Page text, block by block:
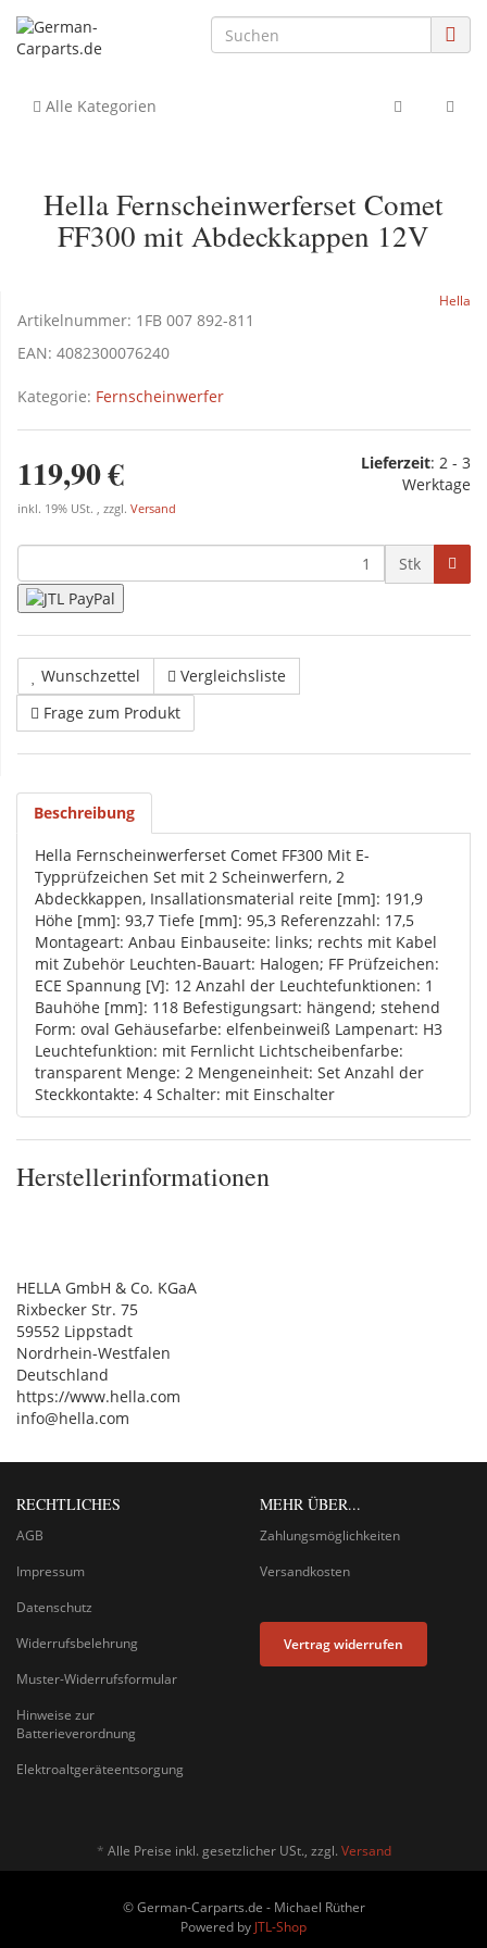
Alle Kategorien
Hella Fernscheinwerferset Comet
FF300 mit Abdeckkappen 12V
Hella
Artikelnummer: 1FB 007 892-811
EAN: 4082300076240
Kategorie: Fernscheinwerfer
119,90 €
inkl. 19% USt. , zzgl. Versand
Lieferzeit: 2 - 3
Werktage
Stk
Wunschzettel
Vergleichsliste
Frage zum Produkt
Beschreibung
Hella Fernscheinwerferset Comet FF300 Mit E-
Typprüfzeichen Set mit 2 Scheinwerfern, 2
Abdeckkappen, Insallationsmaterial reite [mm]: 191,9
Höhe [mm]: 93,7 Tiefe [mm]: 95,3 Referenzzahl: 17,5
Montageart: Anbau Einbauseite: links; rechts mit Kabel
mit Zubehör Leuchten-Bauart: Halogen; FF Prüfzeichen:
ECE Spannung [V]: 12 Anzahl der Leuchtefunktionen: 1
Bauhöhe [mm]: 118 Befestigungsart: hängend; stehend
Form: oval Gehäusefarbe: elfenbeinweiß Lampenart: H3
Leuchtefunktion: mit Fernlicht Lichtscheibenfarbe:
transparent Menge: 2 Mengeneinheit: Set Anzahl der
Steckkontakte: 4 Schalter: mit Einschalter
Herstellerinformationen
HELLA GmbH & Co. KGaA
Rixbecker Str. 75
59552 Lippstadt
Nordrhein-Westfalen
Deutschland
https://www.hella.com
info@hella.com
RECHTLICHES
AGB
Impressum
Datenschutz
Widerrufsbelehrung
Muster-Widerrufsformular
Hinweise zur
Batterieverordnung
Elektroaltgeräteentsorgung
MEHR ÜBER...
Zahlungsmöglichkeiten
Versandkosten
Vertrag widerrufen
* Alle Preise inkl. gesetzlicher USt., zzgl. Versand
© German-Carparts.de - Michael Rüther
Powered by JTL-Shop